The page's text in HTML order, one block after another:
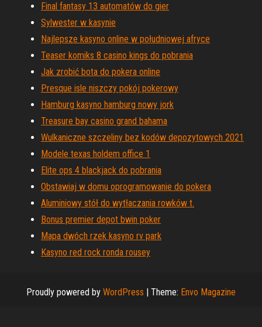
Final fantasy 13 automatów do gier
Sylwester w kasynie
Najlepsze kasyno online w południowej afryce
Teaser komiks 8 casino kings do pobrania
Jak zrobić bota do pokera online
Presque isle niszczy pokój pokerowy
Hamburg kasyno hamburg nowy jork
Treasure bay casino grand bahama
Wulkaniczne szczeliny bez kodów depozytowych 2021
Modele texas holdem office 1
Elite ops 4 blackjack do pobrania
Obstawiaj w domu oprogramowanie do pokera
Aluminiowy stół do wytłaczania rowków t.
Bonus premier depot bwin poker
Mapa dwóch rzek kasyno rv park
Kasyno red rock ronda rousey
Proudly powered by WordPress | Theme: Envo Magazine